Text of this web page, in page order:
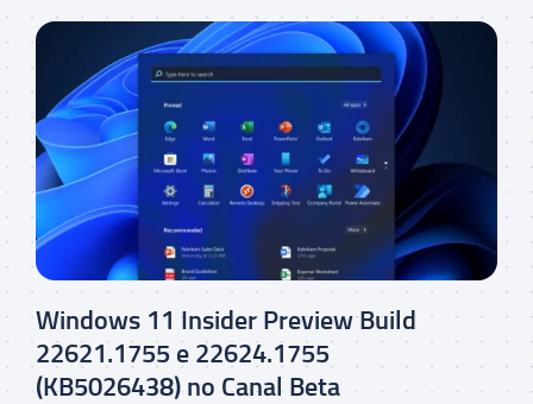
Windows 11 Insider Preview Build
22621.1755 e 22624.1755
(KB5026438) no Canal Beta